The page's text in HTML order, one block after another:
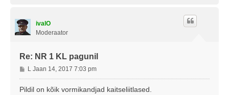
ivalO
Moderaator
Re: NR 1 KL pagunil
P
o
s
L Jaan 14, 2017 7:03 pm
Pildil on kõik vormikandjad kaitseliitlased.